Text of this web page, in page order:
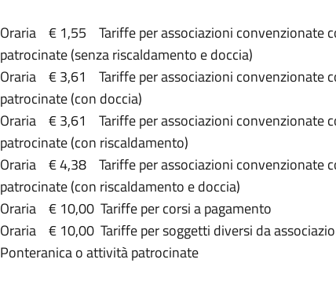
Oraria € 1,55 Tariffe per associazioni convenzionate
patrocinate (senza riscaldamento e doccia)
Oraria € 3,61 Tariffe per associazioni convenzionate
patrocinate (con doccia)
Oraria € 3,61 Tariffe per associazioni convenzionate
patrocinate (con riscaldamento)
Oraria € 4,38 Tariffe per associazioni convenzionate
patrocinate (con riscaldamento e doccia)
Oraria € 10,00 Tariffe per corsi a pagamento
Oraria € 10,00 Tariffe per soggetti diversi da
Ponteranica o attività patrocinate